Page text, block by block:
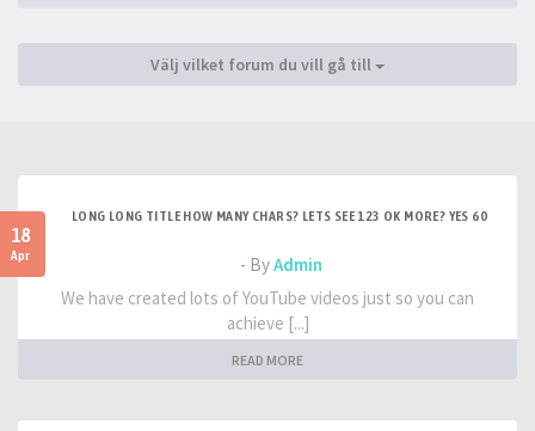
Välj vilket forum du vill gå till
18
Apr
LONG LONG TITLE HOW MANY CHARS? LETS SEE 123 OK MORE? YES 60
- ByAdmin
We have created lots of YouTube videos just so you can
achieve [...]
READ MORE